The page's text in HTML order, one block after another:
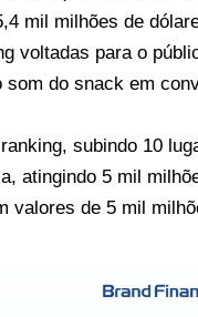
mil milhões de
voltadas para o
som do snack em
subindo 10
atingindo 5 mil
valores de 5 mil